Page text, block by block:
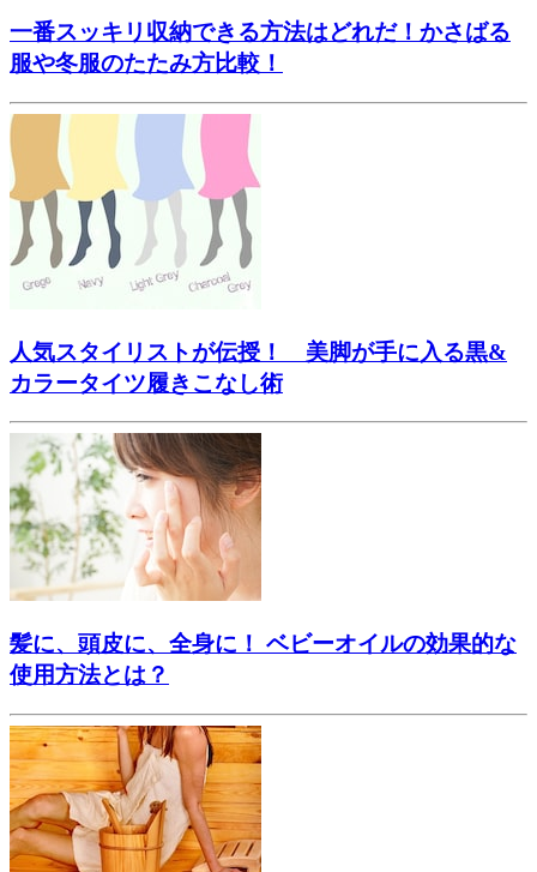
一番スッキリ収納できる方法はどれだ！かさばる
服や冬服のたたみ方比較！
人気スタイリストが伝授！ 美脚が手に入る黒&
カラータイツ履きこなし術
髪に、頭皮に、全身に！ ベビーオイルの効果的な
使用方法とは？